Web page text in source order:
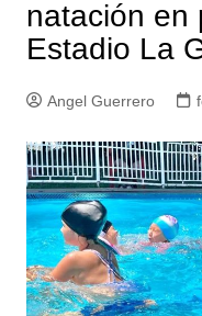
natación en
Estadio La
Angel Guerrero